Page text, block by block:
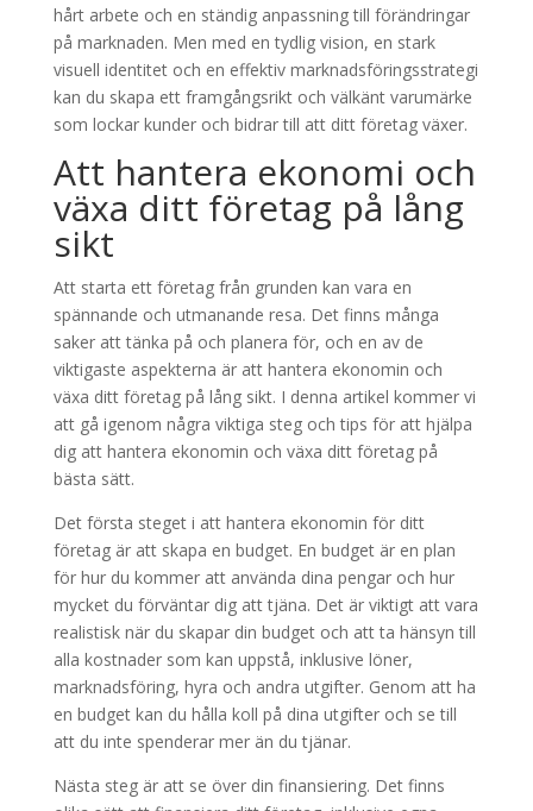
hårt arbete och en ständig anpassning till förändringar
på marknaden. Men med en tydlig vision, en stark
visuell identitet och en effektiv marknadsföringsstrategi
kan du skapa ett framgångsrikt och välkänt varumärke
som lockar kunder och bidrar till att ditt företag växer.
Att hantera ekonomi och
växa ditt företag på lång
sikt
Att starta ett företag från grunden kan vara en
spännande och utmanande resa. Det finns många
saker att tänka på och planera för, och en av de
viktigaste aspekterna är att hantera ekonomin och
växa ditt företag på lång sikt. I denna artikel kommer vi
att gå igenom några viktiga steg och tips för att hjälpa
dig att hantera ekonomin och växa ditt företag på
bästa sätt.
Det första steget i att hantera ekonomin för ditt
företag är att skapa en budget. En budget är en plan
för hur du kommer att använda dina pengar och hur
mycket du förväntar dig att tjäna. Det är viktigt att vara
realistisk när du skapar din budget och att ta hänsyn till
alla kostnader som kan uppstå, inklusive löner,
marknadsföring, hyra och andra utgifter. Genom att ha
en budget kan du hålla koll på dina utgifter och se till
att du inte spenderar mer än du tjänar.
Nästa steg är att se över din finansiering. Det finns